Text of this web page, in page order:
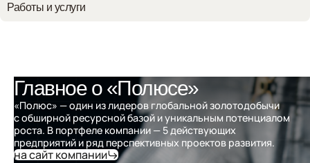
Работы и услуги
Главное о «Полюсе»
«Полюс» — один из лидеров глобальной золотодобычи
с обширной ресурсной базой и уникальным потенциалом
роста. В портфеле компании — 5 действующих
предприятий и ряд перспективных проектов развития.
на сайт компании